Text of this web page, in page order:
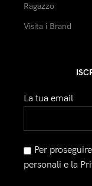
Ragazzo
Visita i Brand
La tua email
Per
personali e la